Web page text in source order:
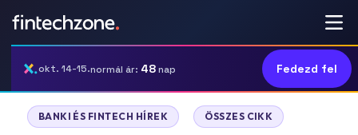
okt. 14-15.normál ár: 48nap Fedezd fel
BANKI ÉS FINTECH HÍREK | ÖSSZES CIKK